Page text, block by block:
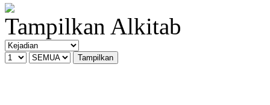
Tampilkan Alkitab